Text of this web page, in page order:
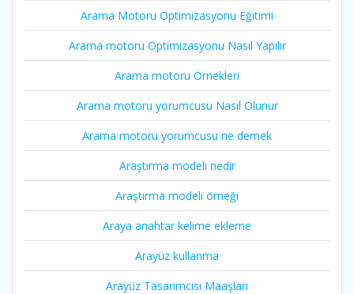
Arama Motoru Optimizasyonu Eğitimi
Arama motoru Optimizasyonu Nasıl Yapılır
Arama motoru Örnekleri
Arama motoru yorumcusu Nasıl Olunur
Arama motoru yorumcusu ne demek
Araştırma modeli nedir
Araştırma modeli örneği
Araya anahtar kelime ekleme
Arayüz kullanma
Arayüz Tasarımcısı Maaşları